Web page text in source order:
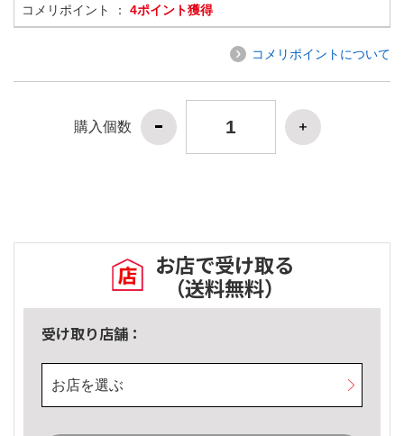
コメリポイント ： 4ポイント獲得
コメリポイントについて
購入個数
お店で受け取る
（送料無料）
受け取り店舗：
お店を選ぶ